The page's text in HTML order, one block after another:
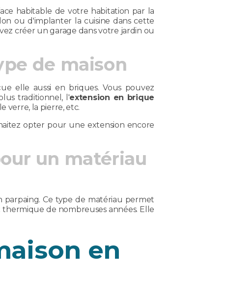
habitable de votre habitation par la
ou d'implanter la cuisine dans cette
créer un garage dans votre jardin ou
de maison
elle aussi en briques. Vous pouvez
traditionnel, l'extension en brique
verre, la pierre, etc.
opter pour une extension encore
un matériau
parpaing. Ce type de matériau permet
de nombreuses années. Elle
en